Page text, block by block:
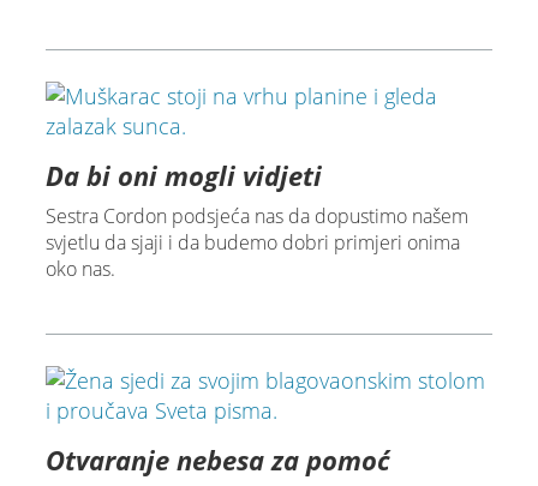
Da bi oni mogli vidjeti
Sestra Cordon podsjeća nas da dopustimo našem
svjetlu da sjaji i da budemo dobri primjeri onima
oko nas.
Otvaranje nebesa za pomoć